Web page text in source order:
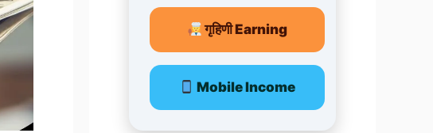
गृहिणी Earning
Mobile Income